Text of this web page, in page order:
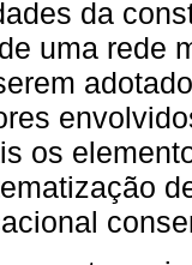
da
uma rede
os